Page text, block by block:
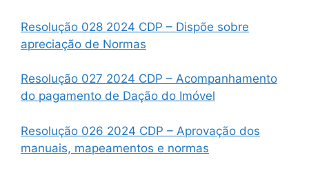
Resolução 028 2024 CDP – Dispõe sobre
apreciação de Normas
Resolução 027 2024 CDP – Acompanhamento
do pagamento de Dação do Imóvel
Resolução 026 2024 CDP – Aprovação dos
manuais, mapeamentos e normas